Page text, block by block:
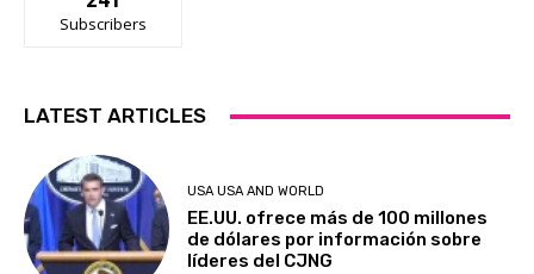
Subscribers
LATEST ARTICLES
USA USA AND WORLD
EE.UU. ofrece más de 100 millones
de dólares por información sobre
líderes del CJNG